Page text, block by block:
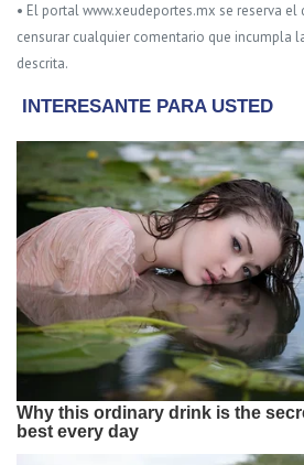
• El portal www.xeudeportes.mx se reserva el
censurar cualquier comentario que incumpla
descrita.